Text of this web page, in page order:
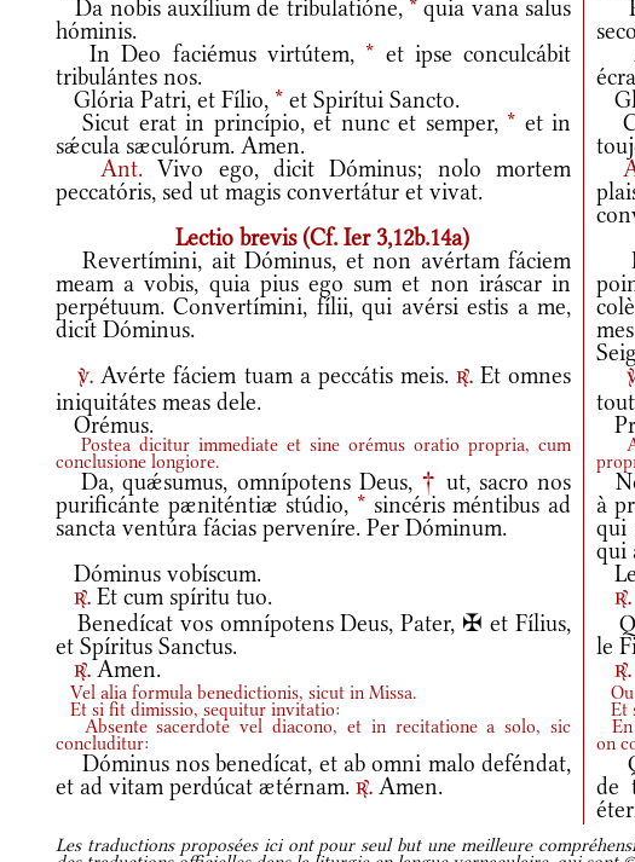
Da nobis auxílium de tribulatióne, * quia vana salus
hóminis.
In Deo faciémus virtútem, * et ipse conculcábit
tribulántes nos.
Glória Patri, et Fílio, * et Spirítui Sancto.
Sicut erat in princípio, et nunc et semper, * et in
sǽcula sæculórum. Amen.
Ant.Vivo ego, dicit Dóminus; nolo mortem
peccatóris, sed ut magis convertátur et vivat.
Lectio brevis (Cf. Ier 3,12b.14a)
Revertímini, ait Dóminus, et non avértam fáciem
meam a vobis, quia pius ego sum et non iráscar in
perpétuum. Convertímini, fílii, qui avérsi estis a me,
dicit Dóminus.
v. Avérte fáciem tuam a peccátis meis. r.Et omnes
iniquitátes meas dele.
Orémus.
Postea dicitur immediate et sine orémus oratio propria, cum
conclusione longiore.
Da, quǽsumus, omnípotens Deus, † ut, sacro nos
purificánte pæniténtiæ stúdio, * sincéris méntibus ad
sancta ventúra fácias perveníre. Per Dóminum.
à
qui
qui
Dóminus vobíscum.
Le
r. Et cum spíritu tuo. r.
Benedícat vos omnípotens Deus, Pater, ✠ et Fílius,
et Spíritus Sanctus.
le
r.Amen. r.
Vel alia formula benedictionis, sicut in Missa. Ou
Et si fit dimissio, sequitur invitatio: Et
Absente sacerdote vel diacono, et in recitatione a solo, sic
concluditur:
En
on
Dóminus nos benedícat, et ab omni malo deféndat,
et ad vitam perdúcat ætérnam. r. Amen.
de
Les traductions proposées ici ont pour seul but une meilleure